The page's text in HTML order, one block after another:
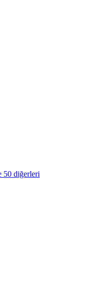
50 diğerleri